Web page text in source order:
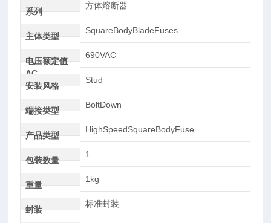
系列
方体熔断器
主体类型
SquareBodyBladeFuses
电压额定值
AC
690VAC
安装风格
Stud
端接类型
BoltDown
产品类型
HighSpeedSquareBodyFuse
包装数量
1
重量
1kg
封装
标准封装